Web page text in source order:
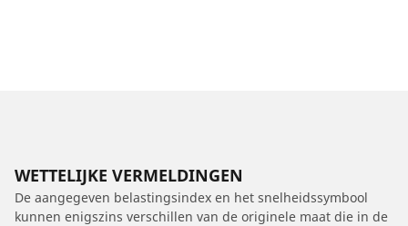
WETTELIJKE VERMELDINGEN
De aangegeven belastingsindex en het snelheidssymbool
kunnen enigszins verschillen van de originele maat die in de